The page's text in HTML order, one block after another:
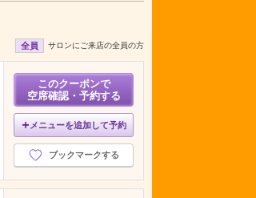
全員 サロンにご来店の全員の方
このクーポンで
空席確認・予約する
メニューを追加して予約
ブックマークする